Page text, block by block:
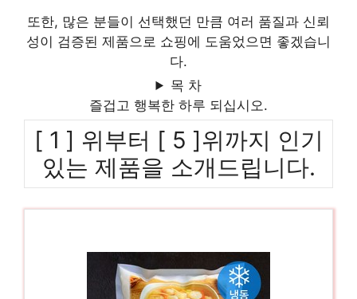
또한, 많은 분들이 선택했던 만큼 여러 품질과 신뢰
성이 검증된 제품으로 쇼핑에 도움었으면 좋겠습니
다.
목 차
즐겁고 행복한 하루 되십시오.
[ 1 ] 위부터 [ 5 ]위까지 인기
있는 제품을 소개드립니다.